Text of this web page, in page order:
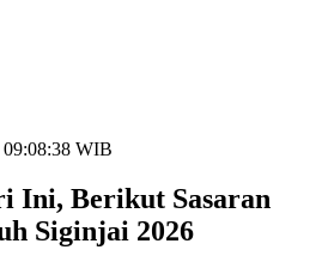
09:08:38 WIB
Ini, Berikut Sasaran
Siginjai 2026